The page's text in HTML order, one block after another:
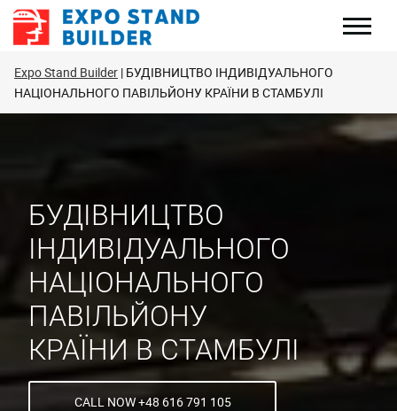
Перейти
Expo Stand Builder БУДІВНИЦТВО ІНДИВІДУАЛЬНОГО
НАЦІОНАЛЬНОГО ПАВІЛЬЙОНУ КРАЇНИ В СТАМБУЛІ
БУДІВНИЦТВО
ІНДИВІДУАЛЬНОГО
НАЦІОНАЛЬНОГО
ПАВІЛЬЙОНУ
КРАЇНИ В СТАМБУЛІ
CALL NOW +48 616 791 105